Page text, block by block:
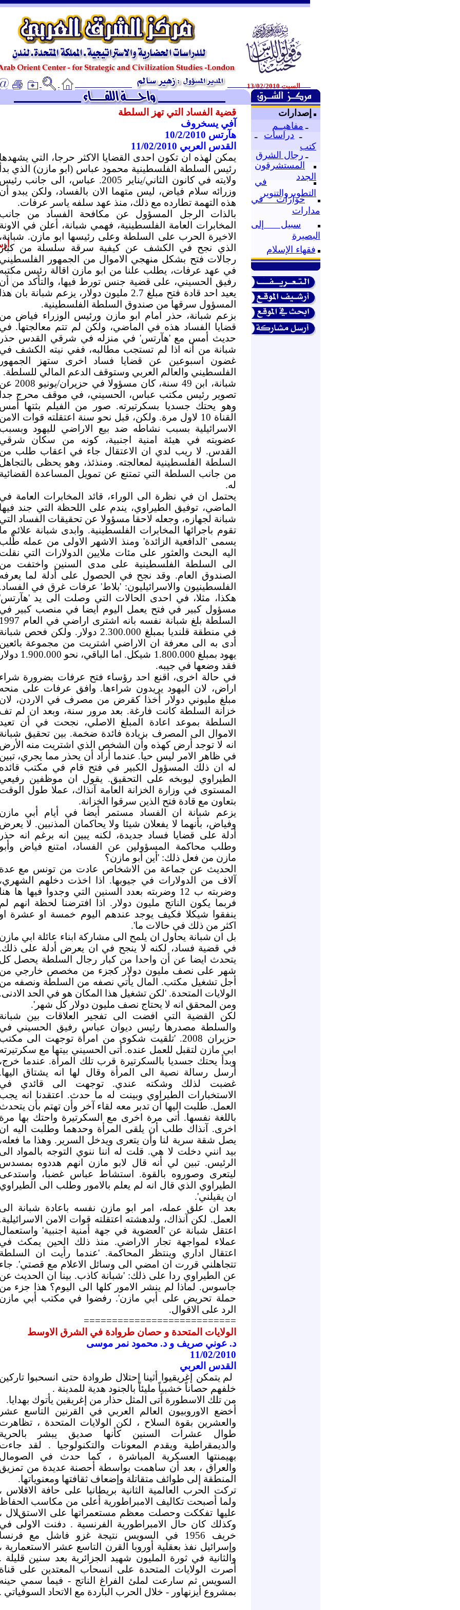
ـ
السبت 13/02/2010
إصدارات
ـ مفاهيــم
ـ دراسات
ـ
كتب
ـ رجال الشرق
المستشرقون
الجدد
في
التطويروالتنوير
حوارات في
مدارات
سبيل إلى
البصيرة
فقهاء الإسلام
قضية الفساد التي تهز السلطة
آفي يسخروف
هآرتس 10/2/2010
القدس العربي 11/02/2010
يمكن لهذه ان تكون احدى القضايا الاكثر حرجا، التي يشهدها
رئيس السلطة الفلسطينية محمود عباس (ابو مازن) الذي بدأ
ولايته في كانون الثاني/يناير 2005. عباس، الى جانب رئيس
وزرائه سلام فياض، ليس متهما الان بالفساد، ولكن يبدو أن
هذه التهمة تطارده مع ذلك، منذ عهد سلفه ياسر عرفات.
بالذات الرجل المسؤول عن مكافحة الفساد من جانب
المخابرات العامة الفلسطينية، فهمي شبانة، أعلن في الاونة
الاخيرة الحرب على السلطة وعلى رئيسها ابو مازن.
الذي نجح في الكشف عن كيفية سرقة سلسلة من
رجالات فتح بشكل منهجي الاموال من الجمهور الفلسطيني
في عهد عرفات، يطلب علنا من ابو مازن اقالة رئيس مكتبه
رفيق الحسيني، على قضية جنس تورط فيها، والتأكد من أن
يعيد احد قادة فتح مبلغ 2.7 مليون دولار، يزعم شبانة بان
المسؤول سرقها من صندوق السلطة الفلسطينية.
بزعم شبانة، حذر امام ابو مازن ورئيس الوزراء فياض من
قضايا الفساد هذه في الماضي، ولكن لم تتم معالجتها. في
حديث أمس مع 'هآرتس' في منزله في شرقي القدس حذر
شبانة من أنه اذا لم تستجب مطالبه، ففي نيته الكشف في
غضون اسبوعين عن قضايا فساد اخرى ستهز الجمهور
الفلسطيني والعالم العربي وستوقف الدعم المالي للسلطة.
شبانة، ابن 49 سنة، كان مسؤولا في حزيران/يونيو 2008 عن
تصوير رئيس مكتب عباس، الحسيني، في موقف محرج جدا
وهو يحتك جسديا بسكرتيرته. صور من الفيلم بثتها أمس
القناة 10 لاول مرة. ولكن، قبل نحو سنة اعتقلته قوات الامن
الاسرائيلية بسبب نشاطه ضد بيع الاراضي لليهود وبسبب
عضويته في هيئة امنية اجنبية، كونه من سكان شرقي
القدس. لا ريب لدي ان الاعتقال جاء في اعقاب طلب من
السلطة الفلسطينية لمعالجته. ومنذئذ، وهو يحظى بالتجاهل
من جانب السلطة التي تمتنع عن تمويل المساعدة القضائية
له.
يحتمل ان في نظرة الى الوراء، قائد المخابرات العامة في
الماضي، توفيق الطيراوي، يندم على اللحظة التي جند فيها
شبانة لجهازه، وجعله لاحقا مسؤولا عن تحقيقات الفساد التي
تقوم باجرائها المخابرات الفلسطينية. وابدى شبانة علائم ما
يسمى 'الدافعية الزائدة' ومنذ الاشهر الاولى من عمله طُلب
اليه البحث والعثور على مئات ملايين الدولارات التي نقلت
الى السلطة الفلسطينية على مدى السنين واختفت من
الصندوق العام. وقد نجح في الحصول على أدلة لما يعرفه
الفلسطينيون والاسرائيليون: 'بلاط' عرفات غرق في الفساد.
هكذا، مثلا، في احدى الحالات التي وصلت الى يد
مسؤول كبير في فتح يعمل اليوم ايضا في منصب كبير في
السلطة بلغ شبانة نفسه بانه اشترى اراضي في العام 1997
في منطقة قلنديا بمبلغ 2.300.000 دولار. ولكن فحص شبانة
أدى به الى معرفة ان الاراضي اشتريت من مجموعة بائعين
يهود بمبلغ 1.800.000 شيكل. اما الباقي، نحو 1.900.000 دولار
فقد وضعها في جيبه.
في حالة اخرى، اقنع احد رؤساء فتح عرفات بضرورة شراء
اراض، لان اليهود يريدون شراءها. وافق عرفات على منحه
مبلغ مليوني دولار أخذا كقرض من مصرف في الاردن، لان
خزانة السلطة كانت فارغة. بعد مرور سنة، وبعد ان لم تف
السلطة بموعد اعادة المبلغ الاصلي، نجحت في أن تعيد
الاموال الى المصرف بزيادة فائدة ضخمة. بين تحقيق شبانة
انه لا توجد أرض كهذه وأن الشخص الذي اشتريت منه الأرض
في ظاهر الامر ليس حيا. عندما أراد أن يحذر مما يجري، تبين
له ان ذلك المسؤول الكبير في فتح قام في مكتب قائده
الطيراوي ليوبخه على التحقيق. يقول ان موظفين رفيعي
المستوى في وزارة الخزانة العامة آنذاك، عملا طول الوقت
بتعاون مع قادة فتح الذين سرقوا الخزانة.
يزعم شبانة ان الفساد مستمر أيضا في أيام أبي مازن
وفياض، بأنهما لا يفعلان شيئا ولا يحاكمان المذنبين. لا يعرض
أدلة على قضايا فساد جديدة، لكنه يبين انه برغم انه حذر
وطلب محاكمة المسؤولين عن الفساد، امتنع فياض وأبو
مازن من فعل ذلك: 'أين أبو مازن؟
الحديث عن جماعة من الاشخاص عادت من تونس مع عدة
آلاف من الدولارات في جيوبها. اذا اخذت دخلهم الشهري،
وضربته ب 12 وضربته بعدد السنين التي وجدوا فيها ها هنا
فربما يكون الناتج مليون دولار. اذا افترضنا لحظة انهم لم
ينفقوا شيكلا فكيف يوجد عندهم اليوم خمسة او عشرة او
اكثر من ذلك في حالات ما'.
بل ان شبانة يحاول ان يلمح الى مشاركة ابناء عائلة ابي مازن
في قضية فساد، لكنه لا ينجح في ان يعرض أدلة على ذلك.
يتحدث ايضا عن أن واحدا من كبار رجال السلطة يحصل كل
شهر على نصف مليون دولار كجزء من مخصص خارجي من
أجل تشغيل مكتب. المال يأتي نصفه من السلطة ونصفه من
الولايات المتحدة. 'لكن تشغيل هذا المكان هو في الحد الادنى.
ومن المحقق انه لا يحتاج نصف مليون دولار كل شهر'.
لكن القضية التي افضت الى تفجير العلاقات بين شبانة
والسلطة مصدرها رئيس ديوان عباس رفيق الحسيني في
حزيران 2008. 'تلقيت شكوى من امرأة توجهت الى مكتب
ابي مازن لتقبل للعمل عنده. أتى الحسيني بيتها مع سكرتيرته
وبدأ يحتك جسديا بالسكرتيرة قرب تلك المرأة. عندما خرج،
أرسل رسالة نصية الى المرأة وقال لها انه يشتاق اليها.
غضبت لذلك وشكته عندي. توجهت الى قائدي في
الاستخبارات الطيراوي وبينت له ما حدث. اعتقدنا انه يجب
العمل. طلبت اليها أن تدبر معه لقاء آخر وأن تهتم بأن يتحدث
باللغة نفسها. أتى مرة اخرى مع السكرتيرة واحتك بها مرة
اخرى. آنذاك طلب أن يلقى المرأة وحدهما وطلبت اليه ان
يصل شقة سرية لنا وأن يتعرى ويدخل السرير. وهذا ما فعله،
بيد انني دخلت لا هي. قلت له اننا ننوي التوجه بالمواد الى
الرئيس. تبين لي أنه قال لابو مازن انهم هددوه بمسدس
ليتعرى وصوروه بالقوة. استشاط عباس غضبا، واستدعى
الطيراوي الذي قال انه لم يعلم بالامور وطلب الى الطيراوي
ان يقيلني'.
بعد ان علق عمله، امر ابو مازن نفسه باعادة شبانة الى
العمل. لكن آنذاك، ولدهشته اعتقلته قوات الامن الاسرائيلية.
اعتقل شبانة عن 'العضوية في جهة أمنية اجنبية' واستعمال
عملاء لمواجهة تجار الاراضي. منذ ذلك الحين يمكث في
اعتقال اداري وينتظر المحاكمة. 'عندما رأيت ان السلطة
تتجاهلني قررت ان امضي الى وسائل الاعلام مع قصتي'. جاء
عن الطيراوي ردا على ذلك: 'شبانة كاذب. بينا ان الحديث عن
جاسوس. لماذا لم ينشر الامور كلها الى اليوم؟ هذا جزء من
حملة تحريض على أبي مازن'. رفضوا في مكتب أبي مازن
الرد على الاقوال.
===========================
الولايات المتحدة و حصان طروادة في الشرق الاوسط
د. عوني صريف و د. محمود نمر موسى
11/02/2010
القدس العربي
لم يتمكن إغريقيوا أثينا إحتلال طروادة حتى انسحبوا تاركين
خلفهم حصاناً خشبياً مليئاً بالجنود هدية للمدينة .
من تلك الاسطورة أتى المثل حذار من إغريقين يأتوك بهدايا.
أخضع الاوروبيون العالم العربي في القرنين التاسع عشر
والعشرين بقوة السلاح ، لكن الولايات المتحدة ، تظاهرت
طوال عشرات السنين كأنها صديق يبشر بالحرية
والديمقراطية ويقدم المعونات والتكنولوجيا . لقد جاءت
بهيمنتها العسكرية المباشرة ، كما حدث في الصومال
والعراق ، بعد أن ساهمت بواسطة أحصنة عديدة من تمزيق
المنطقة إلى طوائف متقاتلة وإضعاف ثقافتها ومعنوياتها.
تركت الحرب العالمية الثانية بريطانيا على حافة الافلاس ،
ولما أصبحت تكاليف الامبراطورية أعلى من مكاسب الحفاظ
عليها تفككت وحصلت معظم مستعمراتها على الاستقلال ،
وكذلك كان حال الامبراطورية الفرنسية . دفنت الاولى في
خريف 1956 في السويس نتيجة غزو فاشل مع فرنسا
وإسرائيل نفذ بعقلية أوروبا القرن التاسع عشر الاستعمارية ،
والثانية في ثورة المليون شهيد الجزائرية بعد سنين قليلة .
أصرت الولايات المتحدة على انسحاب المعتدين على قناة
السويس ثم سارعت لملئ الفراغ الناتج - فيما سمي حينه
بمشروع أيزنهاور - خلال الحرب الباردة مع الاتحاد السوفياتي .